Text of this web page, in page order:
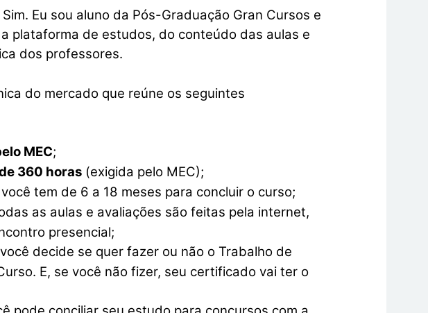
Sim. Eu sou aluno da Pós-Graduação Gran Cursos e
plataforma de estudos, do conteúdo das aulas e
dos professores.
do mercado que reúne os seguintes
MEC;
360 horas (exigida pelo MEC);
você tem de 6 a 18 meses para concluir o curso;
as aulas e avaliações são feitas pela internet,
presencial;
você decide se quer fazer ou não o Trabalho de
E, se você não fizer, seu certificado vai ter o